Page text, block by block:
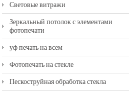
Световые витражи
Зеркальный потолок с элементами
фотопечати
уф печать на всем
Фотопечать на стекле
Пескоструйная обработка стекла